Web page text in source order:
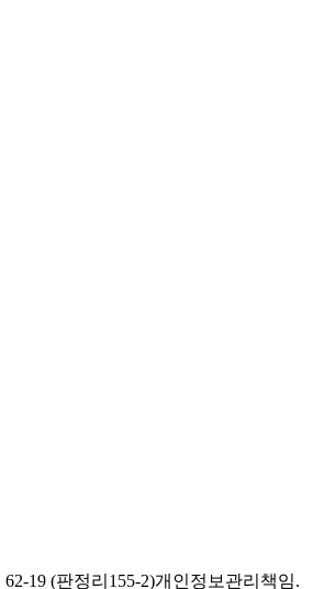
19 (판정리155-2)개인정보관리책임.